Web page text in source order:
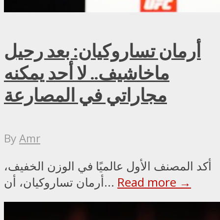
أرمان تساروكيان: بعد رحيل
ماخاشيف.. لا أحد يمكنه
مجاراتي في المصارعة
ByAmr
أكد المصنف الأول عالميًا في الوزن الخفيف،
أرمان تساروكيان، أن... Read more →